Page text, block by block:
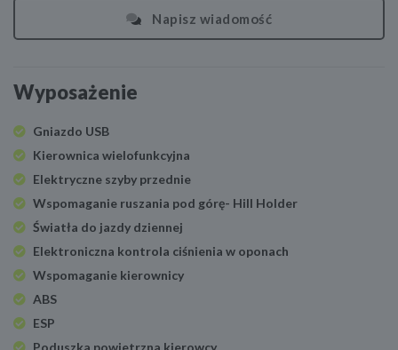
Napisz wiadomość
Wyposażenie
Gniazdo USB
Kierownica wielofunkcyjna
Elektryczne szyby przednie
Wspomaganie ruszania pod górę- Hill Holder
Światła do jazdy dziennej
Elektroniczna kontrola ciśnienia w oponach
Wspomaganie kierownicy
ABS
ESP
Poduszka powietrzna kierowcy